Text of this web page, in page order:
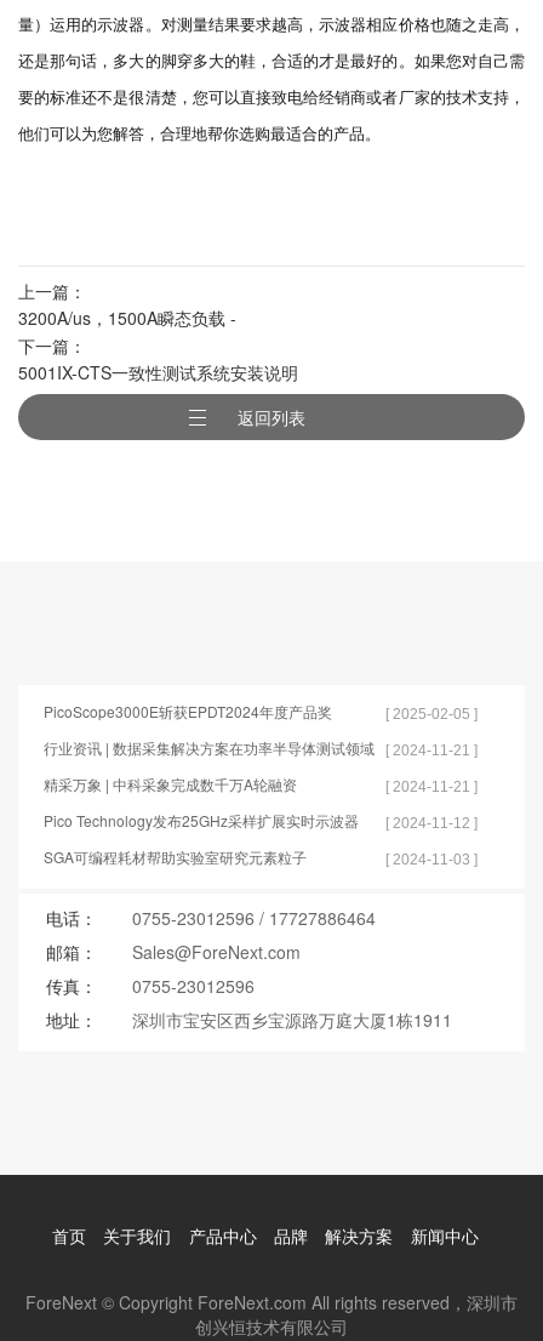
量）运用的示波器。对测量结果要求越高，示波器相应价格也随之走高，
还是那句话，多大的脚穿多大的鞋，合适的才是最好的。如果您对自己需
要的标准还不是很清楚，您可以直接致电给经销商或者厂家的技术支持，
他们可以为您解答，合理地帮你选购最适合的产品。
上一篇：
3200A/us，1500A瞬态负载 -
LoadSlammer Pro 系列
下一篇：
5001IX-CTS一致性测试系统安装说明
返回列表
PicoScope3000E斩获EPDT2024年度产品奖 [ 2025-02-05 ]
行业资讯 | 数据采集解决方案在功率半导体测试领域
的应用
[ 2024-11-21 ]
精采万象 | 中科采象完成数千万A轮融资 [ 2024-11-21 ]
Pico Technology发布25GHz采样扩展实时示波器 [ 2024-11-12 ]
SGA可编程耗材帮助实验室研究元素粒子 [ 2024-11-03 ]
电话： 0755-23012596 / 17727886464
邮箱：
Sales@ForeNext.com
传真：
0755-23012596
地址：
深圳市宝安区西乡宝源路万庭大厦1栋1911
首页 关于我们 产品中心 品牌 解决方案 新闻中心
ForeNext © Copyright ForeNext.com All rights reserved，深圳市
创兴恒技术有限公司